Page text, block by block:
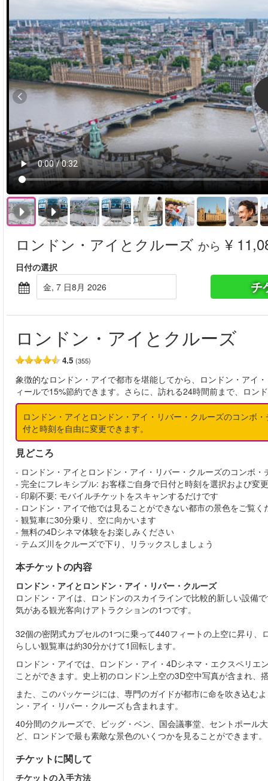
ロンドン・アイとクルーズ から ¥
日付の選択
金, 7 日8月 2026
チ
ロンドン・アイとクルーズ
4.5 (355)
象徴的なロンドン・アイで都市を堪能してから、ロンドン・アイ
ィールで15%節約できます。さらに、訪れる24時間前まで、ロ
ロンドン・アイとロンドン・アイ・リバー・クルーズのコンボ
付と時刻を自由に変更できます。
見どころ
- ロンドン・アイとロンドン・アイ・リバー・クルーズのコンボ
- 完全にフレキシブル: お客様ご自身で日付と時刻を選択および変
- 印刷不要: モバイルチケットをスキャンするだけです
- ロンドン・アイで他では見ることができない都市の景色をご覧く
- 観覧車に30分乗り、空に向かいます
- 無料の4Dシネマ体験をお楽しみください
- テムズ川をクルーズで下り、リラックスしましょう
本チケットの内容
ロンドン・アイとロンドン・アイ・リバー・クルーズ
ロンドン・アイは、ロンドンのスカイラインで比較的新しい設備
気がある観光客向けアトラクションの1つです。
32個の密閉式カプセルの1つに乗って440フィートの上空に昇り
らしい観覧車は約30分かけて1回転します。
ロンドン・アイでは、ロンドン・アイ・4Dシネマ・エクスペリ
ことができます。史上初のロンドン上空の3D空中写真が含まれ、
また、このパッケージには、専門のガイドが都市に命を吹き込む
ン・アイ・リバー・クルーズも含まれます。
40分間のクルーズで、ビッグ・ベン、国会議事堂、セントポール
ど、ロンドンで最も素敵な景色のいくつかを見ることができます。
チケットに関して
チケットの入手方法